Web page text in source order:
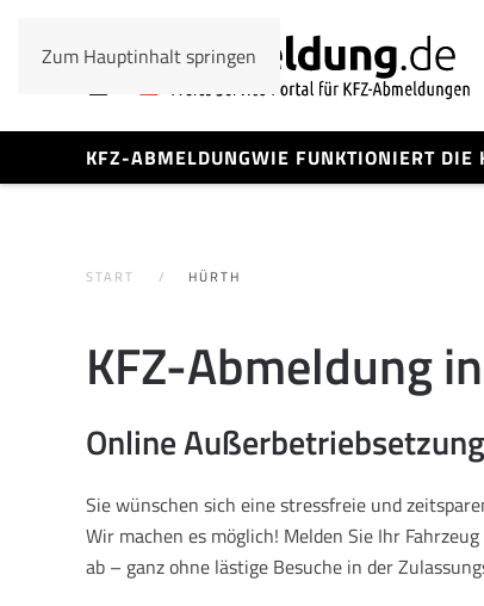
Zum Hauptinhalt springen
KFZ-ABMELDUNGWIE FUNKTIONIERT DIE
START HÜRTH
KFZ-Abmeldung
Online
Sie wünschen sich eine stressfreie und
Wir machen es möglich! Melden Sie Ihr
ab – ganz ohne lästige Besuche in der